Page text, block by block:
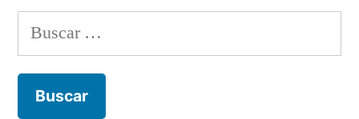
Buscar: